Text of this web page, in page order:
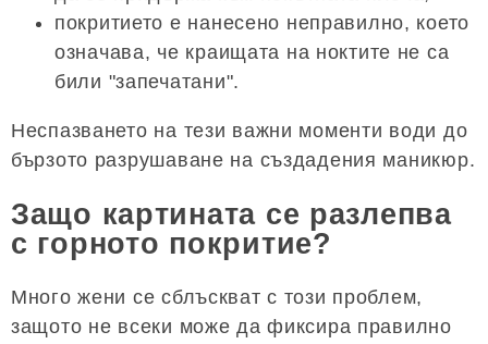
покритието е нанесено неправилно, което
означава, че краищата на ноктите не са
били "запечатани".
Неспазването на тези важни моменти води до
бързото разрушаване на създадения маникюр.
Защо картината се разлепва
с горното покритие?
Много жени се сблъскват с този проблем,
защото не всеки може да фиксира правилно